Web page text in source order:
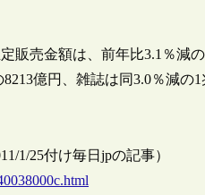
販売金額は、前年比3.1％減
億円、雑誌は同3.0％減の
1/25付け毎日jpの記事）